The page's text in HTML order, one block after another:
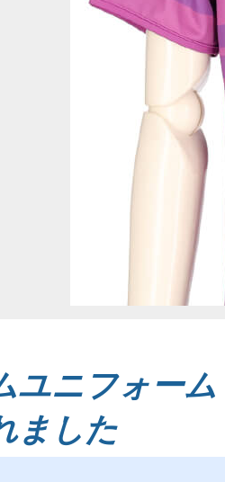
ユニフォー
ました